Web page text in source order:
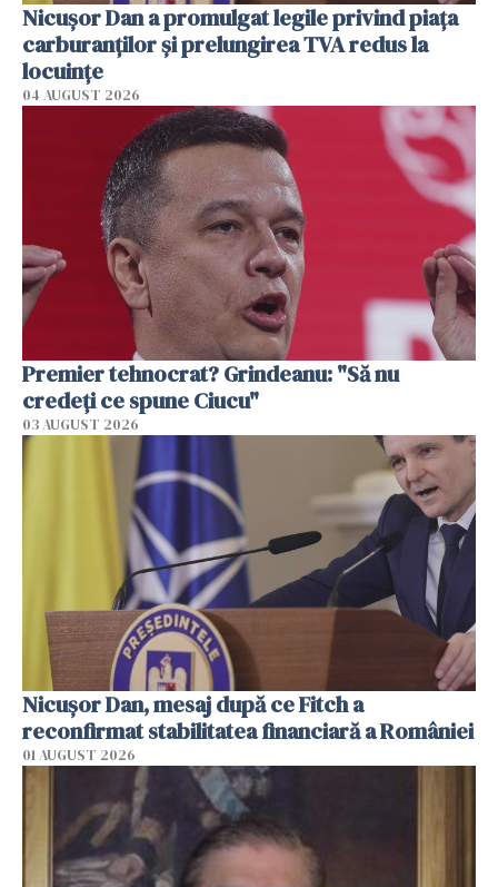
Nicuşor Dan a promulgat legile privind piaţa
carburanţilor şi prelungirea TVA redus la
locuinţe
04 AUGUST 2026
Premier tehnocrat? Grindeanu: "Să nu
credeți ce spune Ciucu"
03 AUGUST 2026
Nicuşor Dan, mesaj după ce Fitch a
reconfirmat stabilitatea financiară a României
01 AUGUST 2026